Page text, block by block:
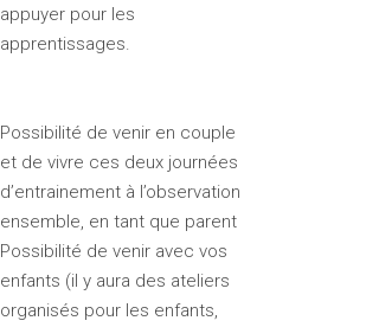
appuyer pour les
apprentissages.
Possibilité de venir en couple
et de vivre ces deux journées
d’entrainement à l’observation
ensemble, en tant que parent
Possibilité de venir avec vos
enfants (il y aura des ateliers
organisés pour les enfants,